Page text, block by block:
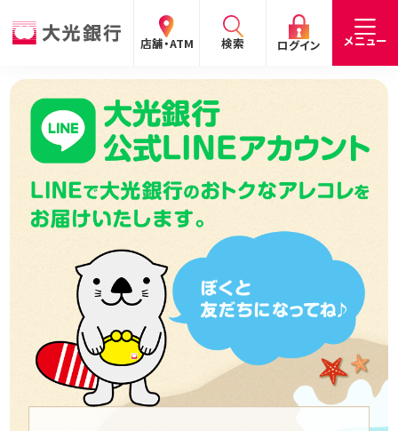
店舗・ATM 検索 ログイン メニュー
閉じる
手数料 預金金利
個人の
お客さま
法人の
IR情報
閉じる
個人のお客さま
たいこうパーソナルe-バンキング
サービスのご案内 ログイン
デビット会員用 Web
（デビットカードをご利用のお客さま向け）
サービスのご案内 ログイン
たいこうインターネット投信
閉じる